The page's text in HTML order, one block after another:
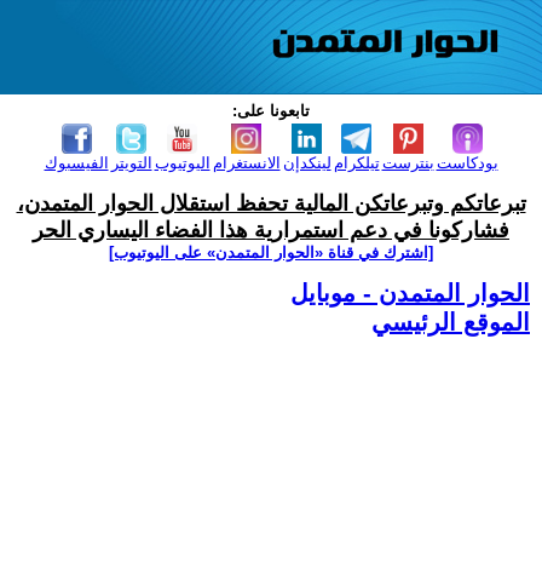
تابعونا على:
الفيسبوك التويتر اليوتيوب الانستغرام لينكدإن تيلكرامبنترست بودكاست
تبرعاتكم وتبرعاتكن المالية تحفظ استقلال الحوار المتمدن،
فشاركونا في دعم استمرارية هذا الفضاء اليساري الحر
[اشترك في قناة ‫«الحوار المتمدن» على اليوتيوب]
الحوار المتمدن - موبايل
الموقع الرئيسي